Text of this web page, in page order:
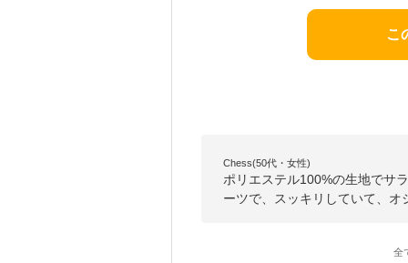
こ
Chess(50代・女性)
ポリエステル100%の生地でサ
ーツで、スッキリしていて、オ
全